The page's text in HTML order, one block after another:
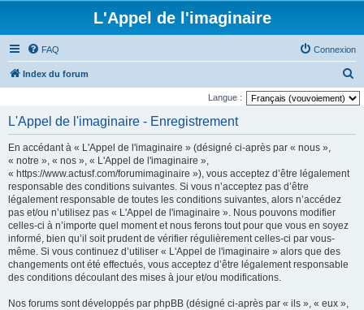
L'Appel de l'imaginaire
FAQ Connexion
Index du forum
e
Langue :
L'Appel de l'imaginaire - Enregistrement
En accédant à « L'Appel de l'imaginaire » (désigné ci-après par « nous »,
« notre », « nos », « L'Appel de l'imaginaire »,
« https://www.actusf.com/forumimaginaire »), vous acceptez d’être légalement
responsable des conditions suivantes. Si vous n’acceptez pas d’être
légalement responsable de toutes les conditions suivantes, alors n’accédez
pas et/ou n’utilisez pas « L'Appel de l'imaginaire ». Nous pouvons modifier
celles-ci à n’importe quel moment et nous ferons tout pour que vous en soyez
informé, bien qu’il soit prudent de vérifier régulièrement celles-ci par vous-
même. Si vous continuez d’utiliser « L'Appel de l'imaginaire » alors que des
changements ont été effectués, vous acceptez d’être légalement responsable
des conditions découlant des mises à jour et/ou modifications.
Nos forums sont développés par phpBB (désigné ci-après par « ils », « eux »,